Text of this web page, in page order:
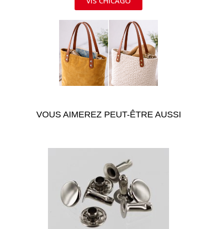
VOUS AIMEREZ PEUT-ÊTRE AUSSI